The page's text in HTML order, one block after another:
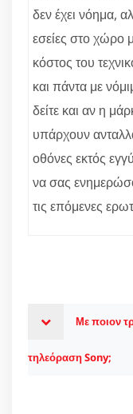
δεν έχει νόημα,
εσείες στο χώρο
κόστος του
και πάντα με
δείτε και αν η
υπάρχουν
οθόνες εκτός
να σας
τις επόμενες
Με ποιον
τηλεόραση Sony;